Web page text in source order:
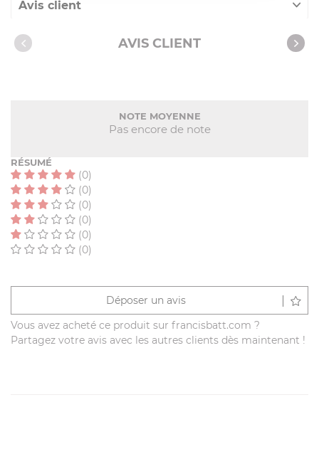
Avis client
Nos clients ont aussi acheté
AVIS CLIENT
NOTE MOYENNE
Pas encore de note
RÉSUMÉ
(0)
(0)
(0)
(0)
(0)
(0)
Déposer un avis
Vous avez acheté ce produit sur francisbatt.com ?
Partagez votre avis avec les autres clients dès maintenant !